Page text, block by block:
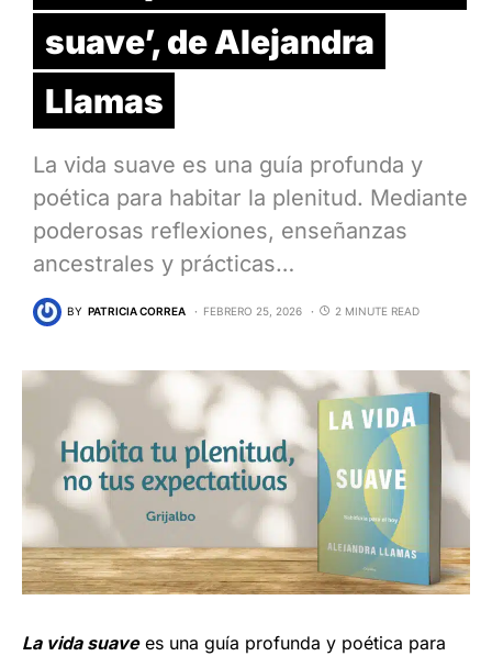
suave’, de Alejandra
Llamas
La vida suave es una guía profunda y
poética para habitar la plenitud. Mediante
poderosas reflexiones, enseñanzas
ancestrales y prácticas…
BY PATRICIA CORREA FEBRERO 25, 2026 2 MINUTE READ
La vida suavees una guía profunda y poética para